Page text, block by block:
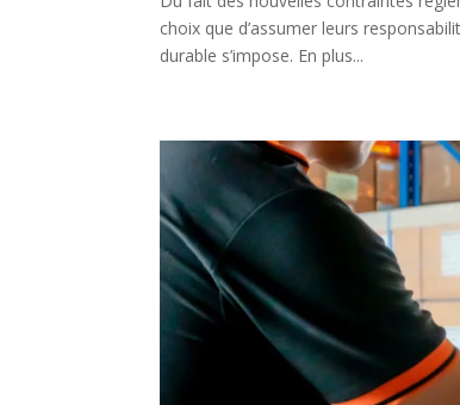
choix que d’assumer leurs
durable s’impose. En plus...